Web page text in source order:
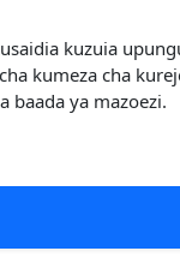
kuzuia
kumeza cha
baada ya mazoezi.